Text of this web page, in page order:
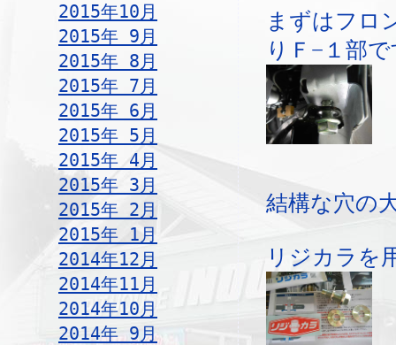
2015年10月
2015年 9月
2015年 8月
2015年 7月
2015年 6月
2015年 5月
2015年 4月
2015年 3月
2015年 2月
2015年 1月
2014年12月
2014年11月
2014年10月
2014年 9月
まずはフロ
りＦ−１部
結構な穴の
リジカラを